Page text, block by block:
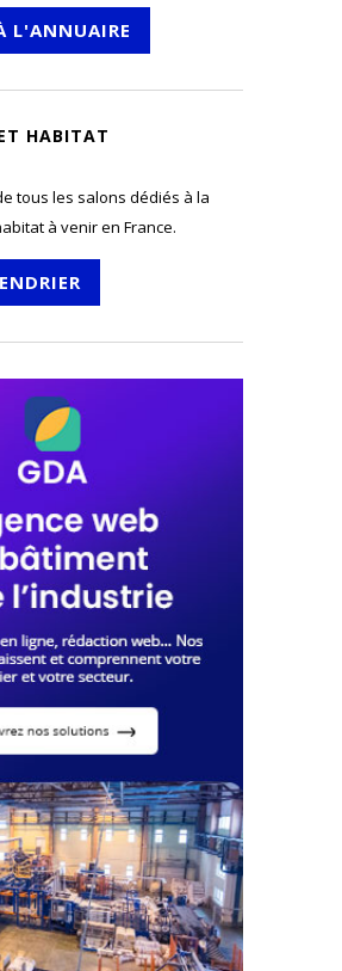
L'ANNUAIRE
HABITAT
tous les salons dédiés à la
à venir en France.